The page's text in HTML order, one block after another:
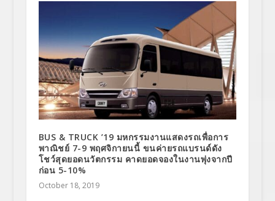
BUS & TRUCK ’19 มหกรรมงานแสดงรถเพื่อการ
พาณิชย์ 7-9 พฤศจิกายนนี้ ขนค่ายรถแบรนด์ดัง
โชว์สุดยอดนวัตกรรม คาดยอดจองในงานพุ่งจากปี
ก่อน 5-10%
October 18, 2019